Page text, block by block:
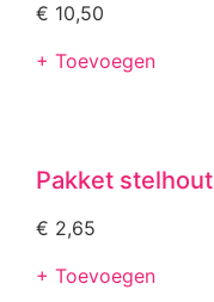
€ 10,50
+ Toevoegen
Pakket stelhout
€ 2,65
+ Toevoegen